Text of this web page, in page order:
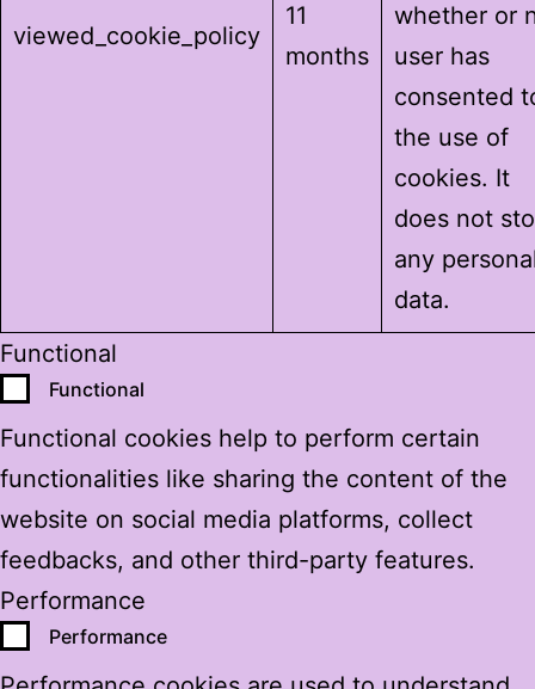
viewed_cookie_policy
11
months
whether or
user has
consented
the use of
cookies. It
does not
any
data.
Functional
Functional
Functional cookies help to perform certain
functionalities like sharing the content of the
website on social media platforms, collect
feedbacks, and other third-party features.
Performance
Performance